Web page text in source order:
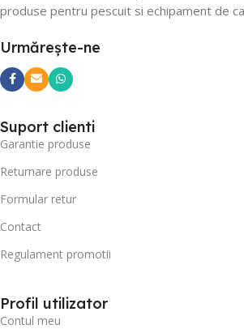
produse pentru pescuit si echipament de
Urmărește-ne
Suport clienti
Garantie produse
Returnare produse
Formular retur
Contact
Regulament promotii
Profil utilizator
Contul meu